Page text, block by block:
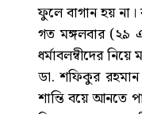
ফুলে বাগান হয়
গত মঙ্গলবার (২৯
ধর্মাবলম্বীদের
ডা. শফিকুর রহমান
শান্তি বয়ে আনতে